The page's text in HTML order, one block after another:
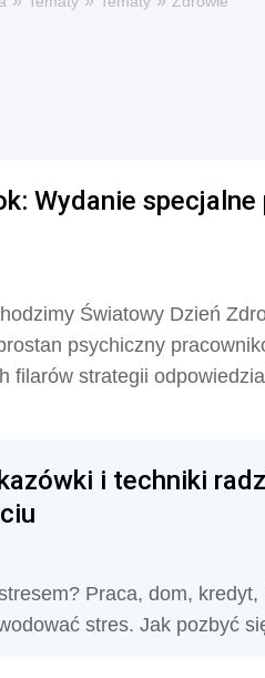
Wydanie
Światowy Dzień
psychiczny
filarów strategii
i techniki
Praca, dom,
stres. Jak pozbyć